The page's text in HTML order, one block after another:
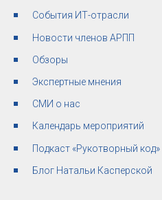
События ИТ-отрасли
Новости членов АРПП
Обзоры
Экспертные мнения
СМИ о нас
Календарь мероприятий
Подкаст «Рукотворный код»
Блог Натальи Касперской